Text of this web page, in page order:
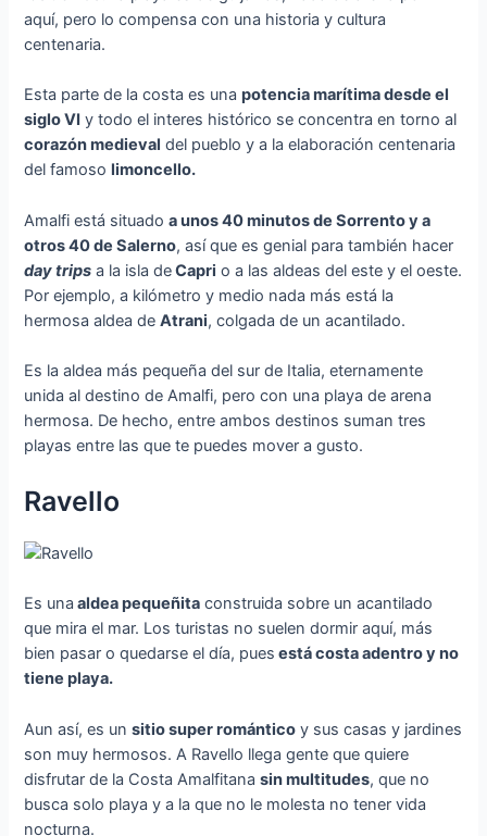
aquí, pero lo compensa con una historia y cultura
centenaria.
Esta parte de la costa es unapotencia marítima desde el
siglo VI y todo el interes histórico se concentra en torno al
corazón medieval del pueblo y a la elaboración centenaria
del famoso limoncello.
Amalfi está situadoa unos 40 minutos de Sorrento y a
otros 40 de Salerno, así que es genial para también hacer
day trips a la isla deCapri o a las aldeas del este y el oeste.
Por ejemplo, a kilómetro y medio nada más está la
hermosa aldea deAtrani, colgada de un acantilado.
Es la aldea más pequeña del sur de Italia, eternamente
unida al destino de Amalfi, pero con una playa de arena
hermosa. De hecho, entre ambos destinos suman tres
playas entre las que te puedes mover a gusto.
Ravello
Es una aldea pequeñita construida sobre un acantilado
que mira el mar. Los turistas no suelen dormir aquí, más
bien pasar o quedarse el día, pues está costa adentro y no
tiene playa.
Aun así, es unsitio super romántico y sus casas y jardines
son muy hermosos. A Ravello llega gente que quiere
disfrutar de la Costa Amalfitanasin multitudes, que no
busca solo playa y a la que no le molesta no tener vida
nocturna.